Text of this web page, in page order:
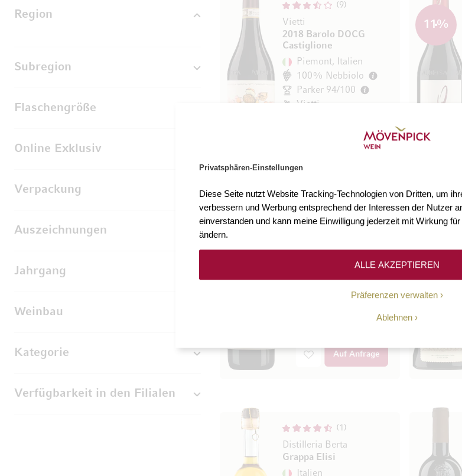
Privatsphären-Einstellungen
Diese Seite nutzt Website Tracking-Technologien von Dritten, um
verbessern und Werbung entsprechend der Interessen der Nutzer
einverstanden und kann meine Einwilligung jederzeit mit Wirkung
ändern.
Präferenzen verwalten
Ablehnen
ALLE AKZEPTIEREN
Region
Subregion
Flaschengröße
Online Exklusiv
Verpackung
Auszeichnungen
Jahrgang
Weinbau
Kategorie
Verfügbarkeit in den Filialen
9
Vietti
2018 Barolo DOCG
Castiglione
Piemont, Italien
100% Nebbiolo
Parker 94/100
Vietti
In den Warenkorb
11%
1
Lazzarito
Bio
Piemont, Italien
100% Nebbiolo
Falstaff 97/100
Auf Anfrage
1
Distilleria Berta
Grappa Elisi
Italien